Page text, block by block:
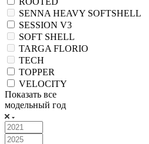
SENNA HEAVY SOFTSHELL
SESSION V3
SOFT SHELL
TARGA FLORIO
TECH
TOPPER
VELOCITY
Показать все
модельный год